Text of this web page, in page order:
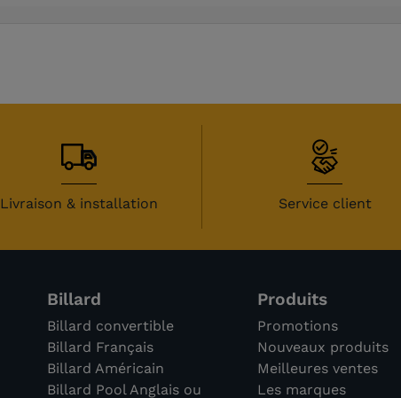
Livraison & installation Service client
Billard
Billard convertible
Billard Français
Billard Américain
Billard Pool Anglais ou
Produits
Promotions
Nouveaux produits
Meilleures ventes
Les marques